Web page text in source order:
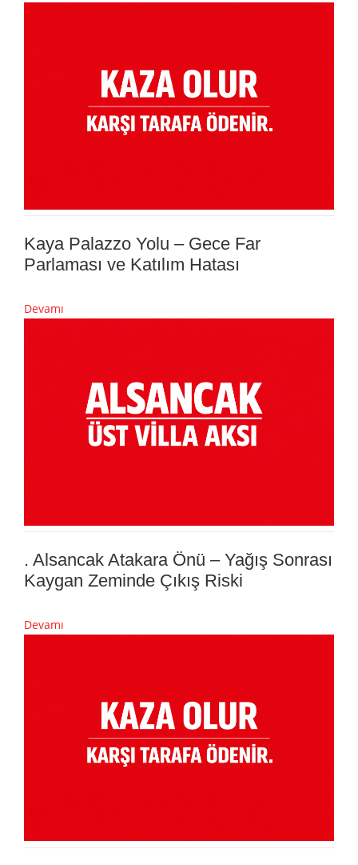
Kaya Palazzo Yolu – Gece Far
Parlaması ve Katılım Hatası
Devamı
. Alsancak Atakara Önü – Yağış Sonrası
Kaygan Zeminde Çıkış Riski
Devamı